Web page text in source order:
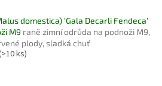
domestica) ‘Gala Decarli Fendeca’
M9 raně zimní odrůda na podnoži M9,
plody, sladká chuť
ks)